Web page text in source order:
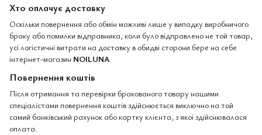
Хто оплачує доставку
Оскільки повернення або обмін можливі лише у випадку виробничого
браку або помилки відправника, коли було відправлено не той товар,
усі логістичні витрати на доставку в обидві сторони бере на себе
інтернет-магазин NOILUNA.
Повернення коштів
Після отримання та перевірки бракованого товару нашими
спеціалістами повернення коштів здійснюється виключно на той
самий банківський рахунок або картку клієнта, з якої здійснювалася
оплата.